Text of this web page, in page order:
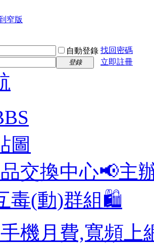
窄版
自動登錄 找回密碼
登錄 立即註冊
圖
交換中心📢主
毒(動)群組🛍️
機月費,寬頻上